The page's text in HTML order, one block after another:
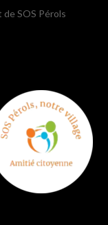
SOS Pérols